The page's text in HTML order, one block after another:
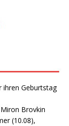
ihren Geburtstag
Brovkin
(10.08),